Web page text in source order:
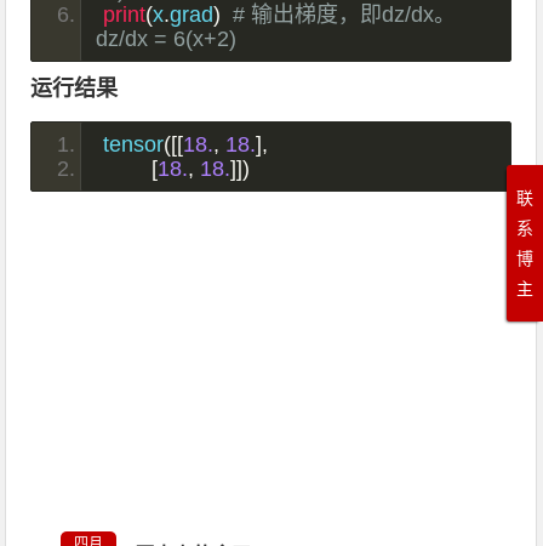
print(x.grad) # 输出梯度，即dz/dx。
dz/dx = 6(x+2)
运行结果
tensor([[18., 18.],
[18., 18.]])
联
系
博
主